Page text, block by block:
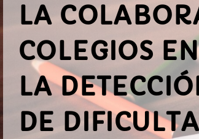
LA
COLEGIOS
LA
DE